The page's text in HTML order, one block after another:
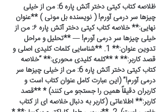
ظلاصه کتاب کیتی دختر آتش پاره 6: من از خیلی
چیزها سر درمی آورم! ( نویسنده بل مونی ) **عنوان
نهایی:** خلاصه کتاب کیتی دختر آتش پاره ۶: من از
خیلی چیزها سر درمی آورم! — **تحلیل و مراحل
تدوین عنوان:** 1. **شناسایی کلمات کلیدی اصلی و
قصد کاربر:** * **کلمه کلیدی محوری:** “خلاصه
کتاب کیتی دختر آتش پاره 6: من از خیلی چیزها سر
درمی آورم!” (این عبارت کامل عنوان کتاب است و
کاربران دقیقاً همین را جستجو می کنند) * **قصد
کاربر:** اطلاعاتی (کاربر به دنبال خلاصه ای از کتاب